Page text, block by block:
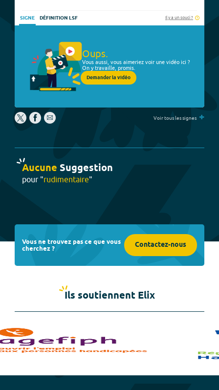
SIGNE DÉFINITION LSF Il y a un souci ?
Oups.
Vous aussi, vous aimeriez voir une vidéo ici ?
On y travaille, promis.
Demander la vidéo
Voir tous les signes +
Aucune Suggestion
pour "rudimentaire"
Vous ne trouvez pas ce que vous
cherchez ? Contactez-nous
Ils soutiennent Elix